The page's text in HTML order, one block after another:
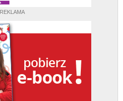
REKLAMA